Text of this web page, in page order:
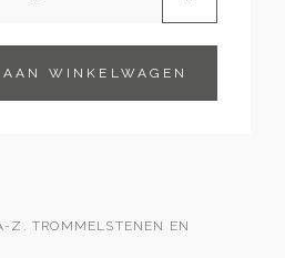
AAN WINKELWAGEN
Z ,TROMMELSTENEN EN